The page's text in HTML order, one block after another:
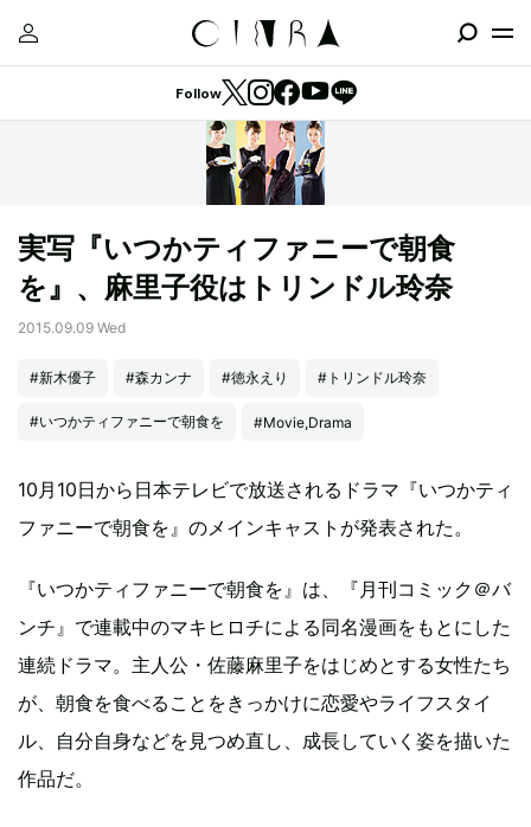
Follow
実写『いつかティファニーで朝食
を』、麻里子役はトリンドル玲奈
2015.09.09 Wed
#新木優子 #森カンナ #徳永えり #トリンドル玲奈
#いつかティファニーで朝食を #Movie,Drama
10月10日から日本テレビで放送されるドラマ『いつかティ
ファニーで朝食を』のメインキャストが発表された。
『いつかティファニーで朝食を』は、『月刊コミック＠バ
ンチ』で連載中のマキヒロチによる同名漫画をもとにした
連続ドラマ。主人公・佐藤麻里子をはじめとする女性たち
が、朝食を食べることをきっかけに恋愛やライフスタイ
ル、自分自身などを見つめ直し、成長していく姿を描いた
作品だ。